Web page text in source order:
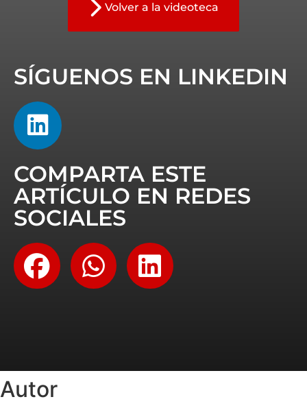
Volver a la videoteca
SÍGUENOS EN LINKEDIN
COMPARTA ESTE
ARTÍCULO EN REDES
SOCIALES
Autor